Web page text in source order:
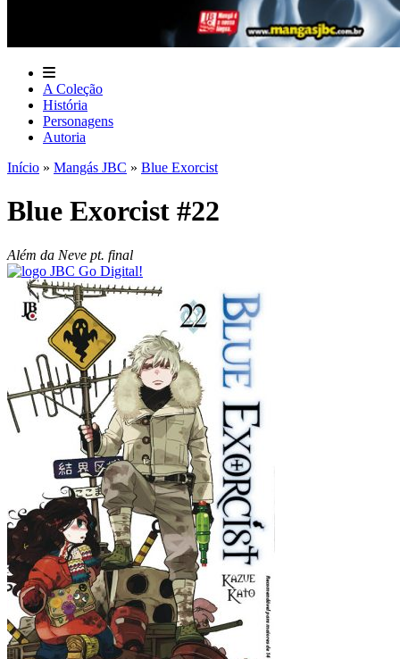
A Coleção
História
Personagens
Autoria
Início » Mangás JBC » Blue Exorcist
Blue Exorcist #22
Além da Neve pt. final